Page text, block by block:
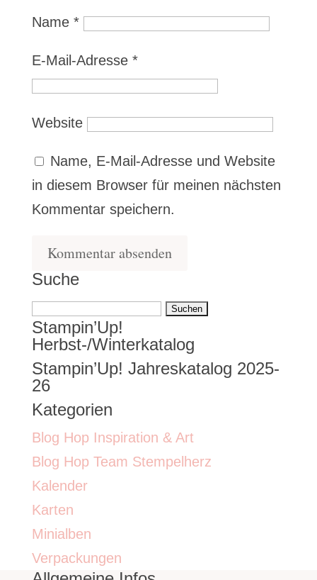
Name *
E-Mail-Adresse *
Website
Name, E-Mail-Adresse und Website
in diesem Browser für meinen nächsten
Kommentar speichern.
Suche
Suchen
nach:
Stampin’Up!
Herbst-/Winterkatalog
Stampin’Up! Jahreskatalog 2025-
26
Kategorien
Blog Hop Inspiration & Art
Blog Hop Team Stempelherz
Kalender
Karten
Minialben
Verpackungen